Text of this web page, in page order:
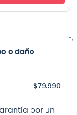
o daño
$79.990
por un